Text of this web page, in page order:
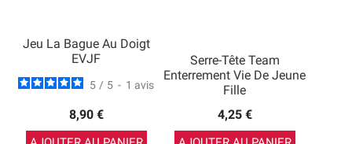
Jeu La Bague Au Doigt
EVJF
5 / 5 - 1 avis
8,90 €
Serre-Tête Team
Enterrement Vie De Jeune
Fille
4,25 €